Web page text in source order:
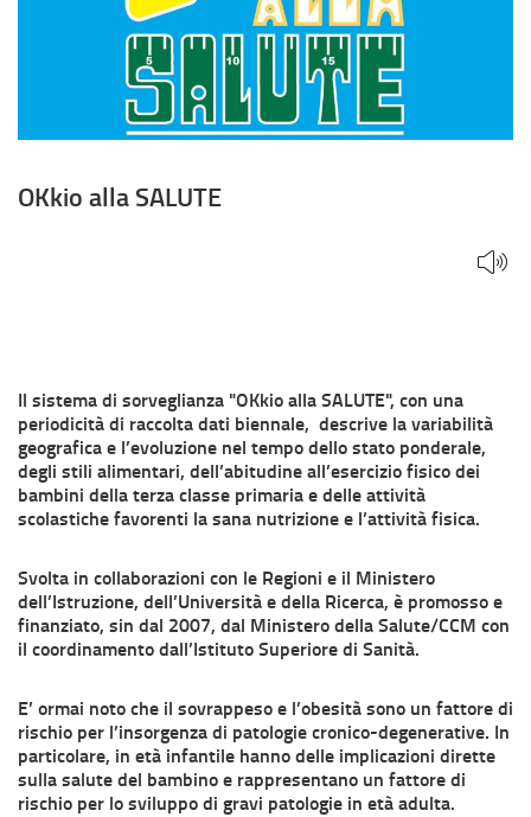
OKkio alla SALUTE
Il sistema di sorveglianza "OKkio alla SALUTE", con una
periodicità di raccolta dati biennale, descrive la variabilità
geografica e l’evoluzione nel tempo dello stato ponderale,
degli stili alimentari, dell’abitudine all’esercizio fisico dei
bambini della terza classe primaria e delle attività
scolastiche favorenti la sana nutrizione e l’attività fisica.
Svolta in collaborazioni con le Regioni e il Ministero
dell’Istruzione, dell’Università e della Ricerca, è promosso e
finanziato, sin dal 2007, dal Ministero della Salute/CCM con
il coordinamento dall’Istituto Superiore di Sanità.
E’ ormai noto che il sovrappeso e l’obesità sono un fattore di
rischio per l’insorgenza di patologie cronico-degenerative. In
particolare, in età infantile hanno delle implicazioni dirette
sulla salute del bambino e rappresentano un fattore di
rischio per lo sviluppo di gravi patologie in età adulta.